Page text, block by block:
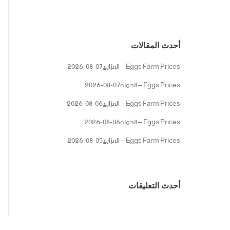
أحدث المقالات
Eggs Farm Prices – المزارع07-08-2026
Eggs Prices – الجمله07-08-2026
Eggs Farm Prices – المزارع06-08-2026
Eggs Prices – الجمله06-08-2026
Eggs Farm Prices – المزارع05-08-2026
أحدث التعليقات